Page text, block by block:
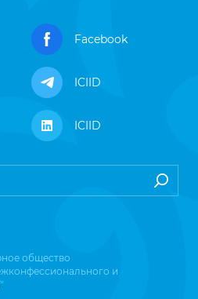
Facebook
ICIID
ICIID
общество
и